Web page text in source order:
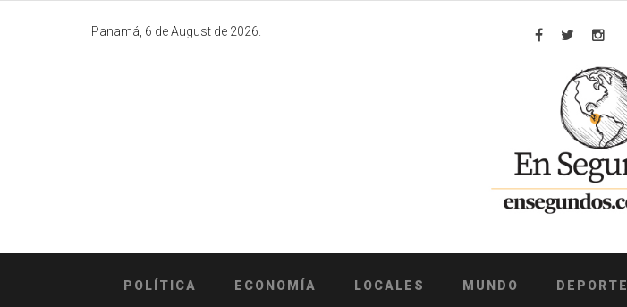
Panamá, 6 de August de 2026.
Facebook
Twitter
POLÍTICA ECONOMÍA LOCALES MUNDO